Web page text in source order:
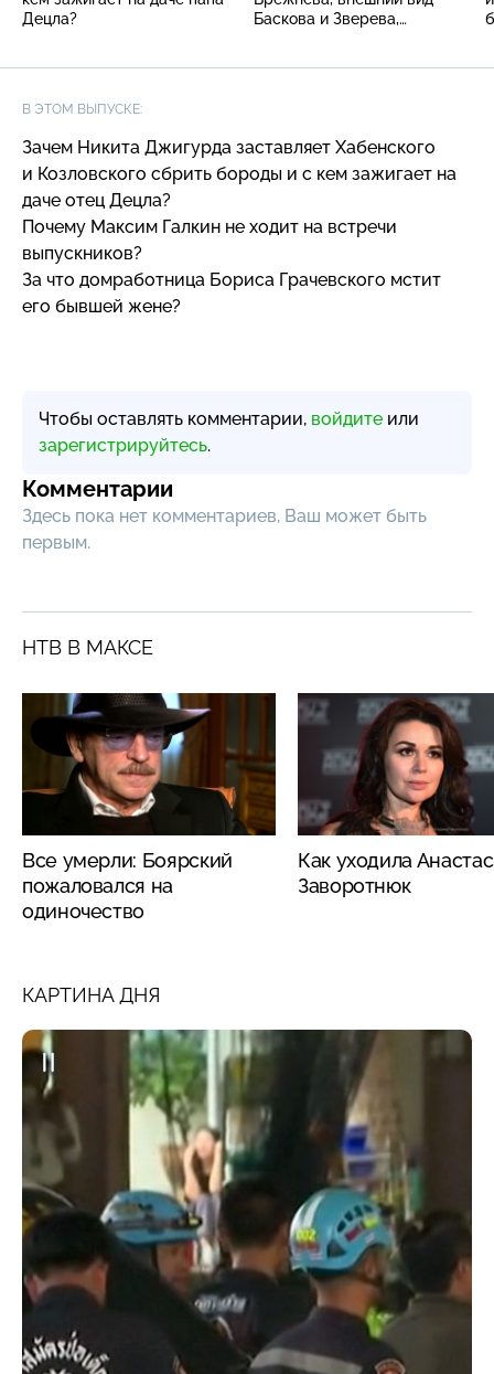
Децла?
Баскова и Зверева,
В ЭТОМ ВЫПУСКЕ:
Зачем Никита Джигурда заставляет Хабенского
и Козловского сбрить бороды и с кем зажигает на
даче отец Децла?
Почему Максим Галкин не ходит на встречи
выпускников?
За что домработница Бориса Грачевского мстит
его бывшей жене?
Чтобы оставлять комментарии, войдите или
зарегистрируйтесь.
Комментарии
Здесь пока нет комментариев, Ваш может быть
первым.
НТВ В МАКСЕ
Все умерли: Боярский
пожаловался на
одиночество
Как уходила
Заворотнюк
КАРТИНА ДНЯ